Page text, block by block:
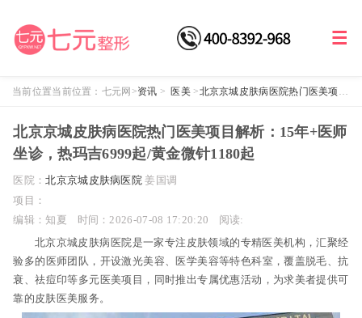
当前位置当前位置： 七元网 >资讯 > 医美 >北京京城皮肤病医院热门医美项目
北京京城皮肤病医院热门医美项目解析：15年+医师
坐诊，热玛吉6999起/黄金微针1180起
医院：北京京城皮肤病医院 姜国调
项目：
编辑：知夏
时间：2026-07-08 17:20:20
阅读:
北京京城皮肤病医院是一家专注皮肤领域的专精医美机构，汇聚经
验多的医师团队，开设激光美容、医学美容等特色科室，覆盖脱毛、抗
衰、祛痘印等多元医美项目，同时推出专属优惠活动，为求美者提供可
靠的皮肤医美服务。